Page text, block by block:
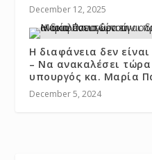
December 12, 2025
Η διαφάνεια δεν
– Να ανακαλέσει τώρα
υπουργός κα. Μαρία
December 5, 2024